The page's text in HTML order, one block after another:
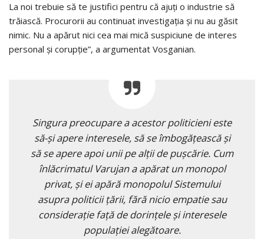
La noi trebuie să te justifici pentru că ajuţi o industrie să
trăiască. Procurorii au continuat investigaţia şi nu au găsit
nimic. Nu a apărut nici cea mai mică suspiciune de interes
personal şi corupţie”, a argumentat Vosganian.
Singura preocupare a acestor politicieni este
să-şi apere interesele, să se îmbogăţească şi
să se apere apoi unii pe alţii de puşcărie. Cum
înlăcrimatul Varujan a apărat un monopol
privat, şi ei apără monopolul Sistemului
asupra politicii ţării, fără nicio empatie sau
consideraţie faţă de dorinţele şi interesele
populaţiei alegătoare.